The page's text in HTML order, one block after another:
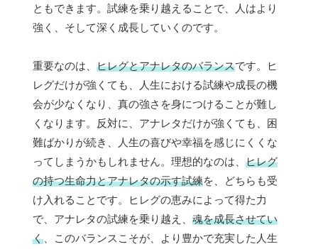
ともできます。試練を乗り越えることで、人はより
強く、そして深く成長していくのです。
重要なのは、 ヒレグとアナレタのバランスです。ヒ
レグだけが強くても、人生における試練や成長の機
会が少なくなり、真の強さを身につけることが難し
くなります。反対に、アナレタだけが強くても、困
難ばかりが続き、人生の喜びや幸福を感じにくくな
ってしまうかもしれません。理想的なのは、 ヒレグ
の持つ生命力とアナレタの示す試練を、どちらも受
け入れることです。ヒレグの恵みによって得た力
で、アナレタの試練を乗り越え、 魂を成長させてい
く 、このバランスこそが、より豊かで充実した人生